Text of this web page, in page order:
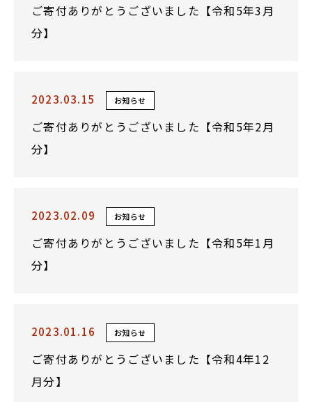
ご寄付ありがとうございました【令和5年3月
分】
2023.03.15 お知らせ
ご寄付ありがとうございました【令和5年2月
分】
2023.02.09 お知らせ
ご寄付ありがとうございました【令和5年1月
分】
2023.01.16 お知らせ
ご寄付ありがとうございました【令和4年12
月分】